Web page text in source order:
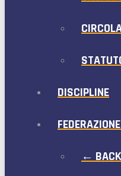
DISCIPLINE
← BACK